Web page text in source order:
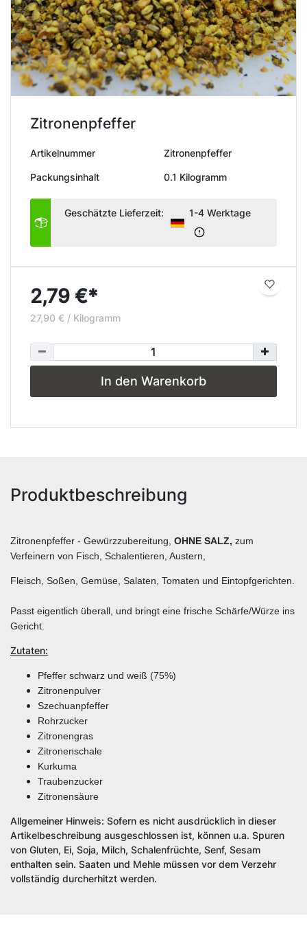
Zitronenpfeffer
Artikelnummer Zitronenpfeffer
Packungsinhalt 0.1 Kilogramm
Geschätzte Lieferzeit: 1-4 Werktage
2,79 €*
27,90 € / Kilogramm
In den Warenkorb
Produktbeschreibung
Zitronenpfeffer - Gewürzzubereitung, OHNE SALZ, zum
Verfeinern von Fisch, Schalentieren, Austern,
Fleisch, Soßen, Gemüse, Salaten, Tomaten und Eintopfgerichten.
Passt eigentlich überall, und bringt eine frische Schärfe/Würze ins
Gericht.
Zutaten:
Pfeffer schwarz und weiß (75%)
Zitronenpulver
Szechuanpfeffer
Rohrzucker
Zitronengras
Zitronenschale
Kurkuma
Traubenzucker
Zitronensäure
Allgemeiner Hinweis: Sofern es nicht ausdrücklich in dieser
Artikelbeschreibung ausgeschlossen ist, können u.a. Spuren
von Gluten, Ei, Soja, Milch, Schalenfrüchte, Senf, Sesam
enthalten sein. Saaten und Mehle müssen vor dem Verzehr
vollständig durcherhitzt werden.